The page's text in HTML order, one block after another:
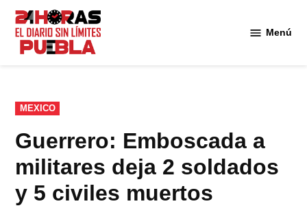
Saltar
contenido
Menú
PUBLICADO
EN
MEXICO
Guerrero: Emboscada a
militares deja 2 soldados
y 5 civiles muertos